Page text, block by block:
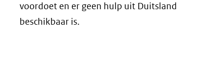
voordoet en er geen hulp uit Duitsland
beschikbaar is.